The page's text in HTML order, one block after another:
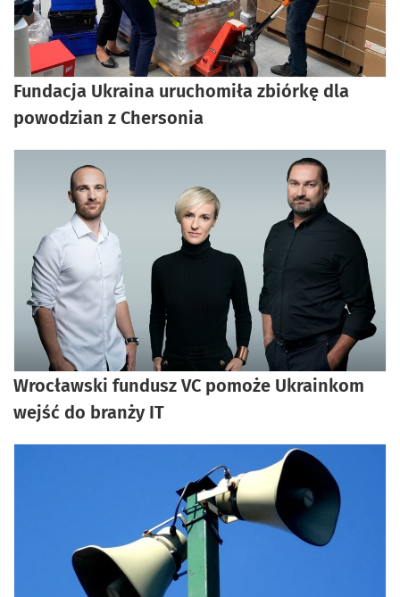
Fundacja Ukraina uruchomiła zbiórkę dla
powodzian z Chersonia
Wrocławski fundusz VC pomoże Ukrainkom
wejść do branży IT